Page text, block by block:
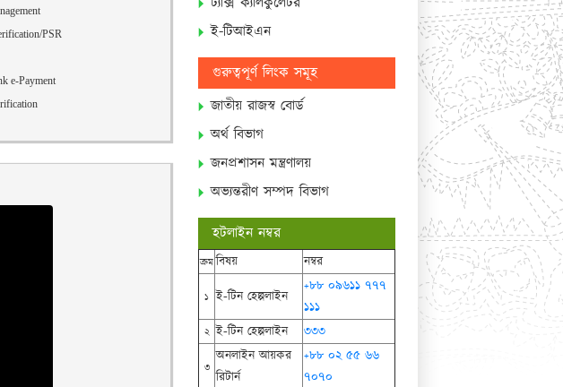
PSR
e-Payment
ই-টিআইএন
গুরুত্বপূর্ণ লিংক সমূহ
জাতীয় রাজস্ব বোর্ড
অর্থ বিভাগ
জনপ্রশাসন মন্ত্রণালয়
অভ্যন্তরীণ সম্পদ বিভাগ
হটলাইন নম্বর
ক্রমবিষয় নম্বর
১ ই-টিন হেল্পলাইন
+৮৮ ০৯৬১১ ৭৭৭
১১১
২ ই-টিন হেল্পলাইন ৩৩৩
৩
অনলাইন আয়কর
রিটার্ন
+৮৮ ০২ ৫৫ ৬৬
৭০৭০